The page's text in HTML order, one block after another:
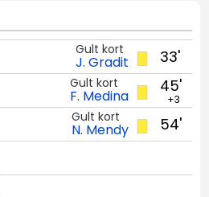
33'
Gult kort
J. Gradit
45'
+3
Gult kort
F. Medina
54'
Gult kort
N. Mendy